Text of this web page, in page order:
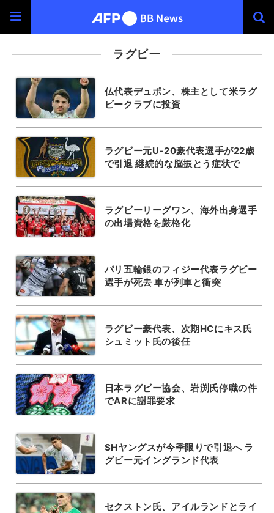
ラグビー
仏代表デュポン、株主として米ラグ
ビークラブに投資
ラグビー元U-20豪代表選手が22歳
で引退 継続的な脳振とう症状で
ラグビーリーグワン、海外出身選手
の出場資格を厳格化
パリ五輪銀のフィジー代表ラグビー
選手が死去 車が列車と衝突
ラグビー豪代表、次期HCにキス氏
シュミット氏の後任
日本ラグビー協会、岩渕氏停職の件
でARに謝罪要求
SHヤングスが今季限りで引退へ ラ
グビー元イングランド代表
セクストン氏、アイルランドとライ